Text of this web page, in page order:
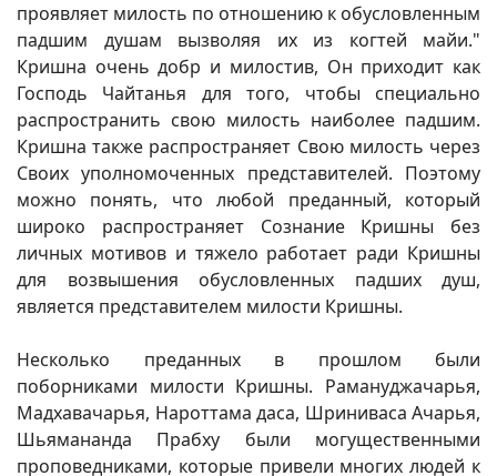
проявляет милость по отношению к обусловленным
падшим душам вызволяя их из когтей майи."
Кришна очень добр и милостив, Он приходит как
Господь Чайтанья для того, чтобы специально
распространить свою милость наиболее падшим.
Кришна также распространяет Свою милость через
Своих уполномоченных представителей. Поэтому
можно понять, что любой преданный, который
широко распространяет Сознание Кришны без
личных мотивов и тяжело работает ради Кришны
для возвышения обусловленных падших душ,
является представителем милости Кришны.
Несколько преданных в прошлом были
поборниками милости Кришны. Рамануджачарья,
Мадхавачарья, Нароттама даса, Шриниваса Ачарья,
Шьямананда Прабху были могущественными
проповедниками, которые привели многих людей к